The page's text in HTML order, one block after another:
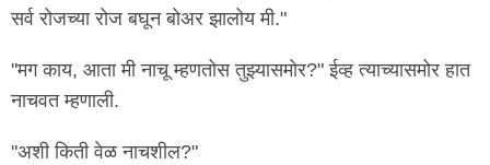
सर्व रोजच्या रोज बघून बोअर झालोय मी."
"मग काय, आता मी नाचू म्हणतोस तुझ्यासमोर?" ईव्ह त्याच्यासमोर हात
नाचवत म्हणाली.
"अशी किती वेळ नाचशील?"